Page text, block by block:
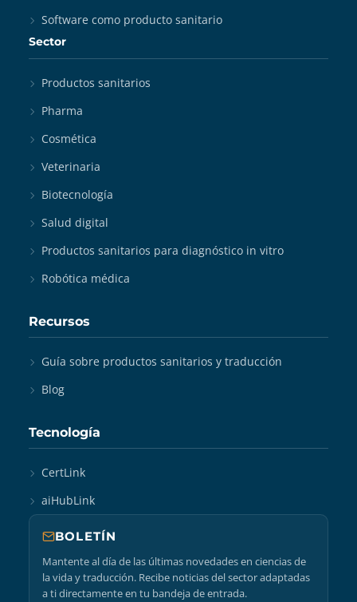
Software como producto sanitario
Sector
Productos sanitarios
Pharma
Cosmética
Veterinaria
Biotecnología
Salud digital
Productos sanitarios para diagnóstico in vitro
Robótica médica
Recursos
Guía sobre productos sanitarios y traducción
Blog
Tecnología
CertLink
aiHubLink
BOLETÍN
Mantente al día de las últimas novedades en ciencias de
la vida y traducción. Recibe noticias del sector adaptadas
a ti directamente en tu bandeja de entrada.